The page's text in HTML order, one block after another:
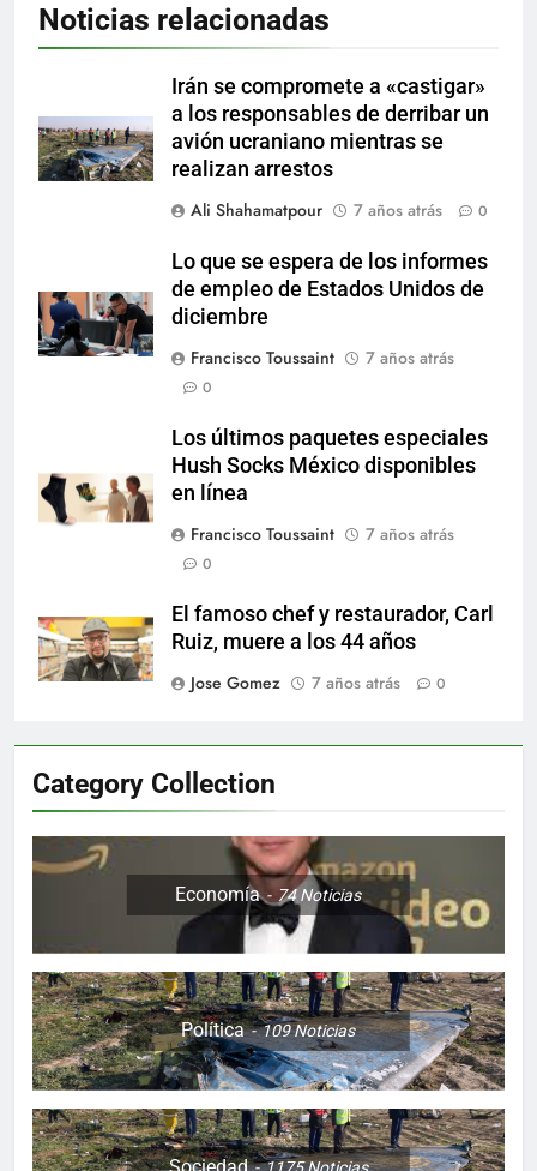
Noticias relacionadas
Irán se compromete a «castigar»
a los responsables de derribar un
avión ucraniano mientras se
realizan arrestos
Ali Shahamatpour
7 años atrás 0
Lo que se espera de los informes
de empleo de Estados Unidos de
diciembre
Francisco Toussaint
7 años atrás
0
Los últimos paquetes especiales
Hush Socks México disponibles
en línea
Francisco Toussaint
7 años atrás
0
El famoso chef y restaurador, Carl
Ruiz, muere a los 44 años
Jose Gomez
7 años atrás 0
Category Collection
Economía 74Noticias
Política 109Noticias